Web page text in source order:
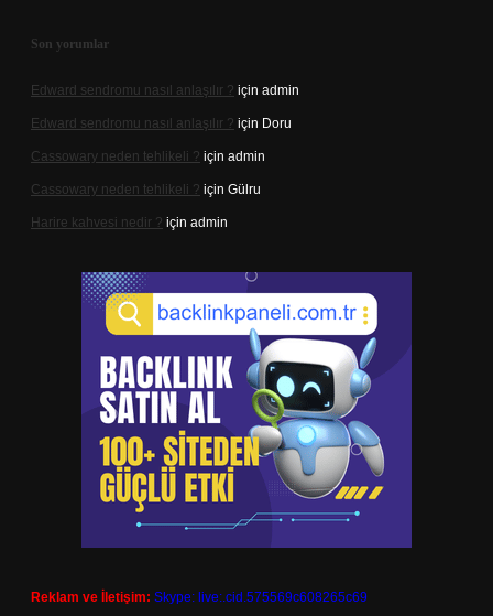
Son yorumlar
Edward sendromu nasıl anlaşılır ? için admin
Edward sendromu nasıl anlaşılır ? için Doru
Cassowary neden tehlikeli ? için admin
Cassowary neden tehlikeli ? için Gülru
Harire kahvesi nedir ? için admin
Reklam ve İletişim: Skype: live:.cid.575569c608265c69